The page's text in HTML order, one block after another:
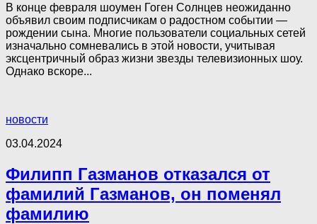
В конце февраля шоумен Гоген Солнцев неожиданно
объявил своим подписчикам о радостном событии —
рождении сына. Многие пользователи социальных сетей
изначально сомневались в этой новости, учитывая
эксцентричный образ жизни звезды телевизионных шоу.
Однако вскоре...
новости
03.04.2024
Филипп Газманов отказался от
фамилий Газманов, он поменял
фамилию